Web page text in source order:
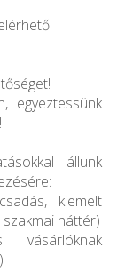
egyeztessünk
állunk
kiemelt
háttér)
vásárlóknak